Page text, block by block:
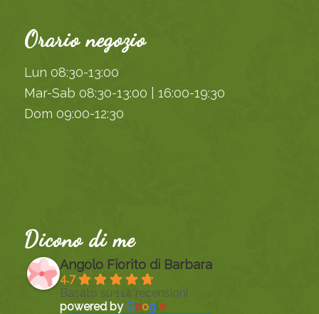
Orario negozio
Lun 08:30-13:00
Mar-Sab 08:30-13:00 | 16:00-19:30
Dom 09:00-12:30
Dicono di me
Angolo Fiorito di Barbara
4.7
Basato su 114 recensioni
powered byGoogle